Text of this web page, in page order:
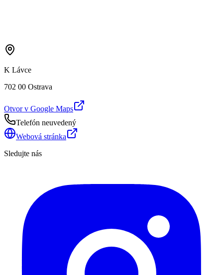
K Lávce
702 00 Ostrava
Otvor v Google Maps
Telefón neuvedený
Webová stránka
Sledujte nás